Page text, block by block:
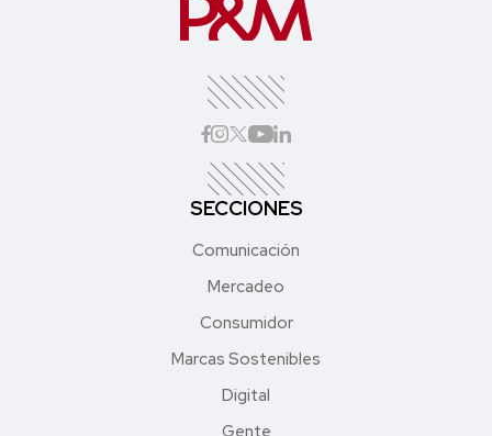
SECCIONES
Comunicación
Mercadeo
Consumidor
Marcas Sostenibles
Digital
Gente